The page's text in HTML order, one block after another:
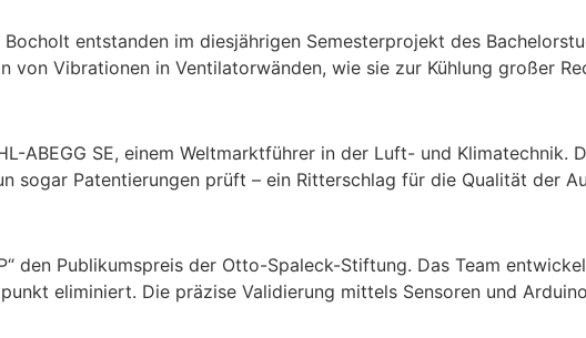
entstanden im diesjährigen Semesterprojekt des
von Vibrationen in Ventilatorwänden, wie sie zur Kühlung großer
ABEGG SE, einem Weltmarktführer in der Luft- und Klimatechnik.
sogar Patentierungen prüft – ein Ritterschlag für die Qualität der
den Publikumspreis der Otto-Spaleck-Stiftung. Das Team
eliminiert. Die präzise Validierung mittels Sensoren und